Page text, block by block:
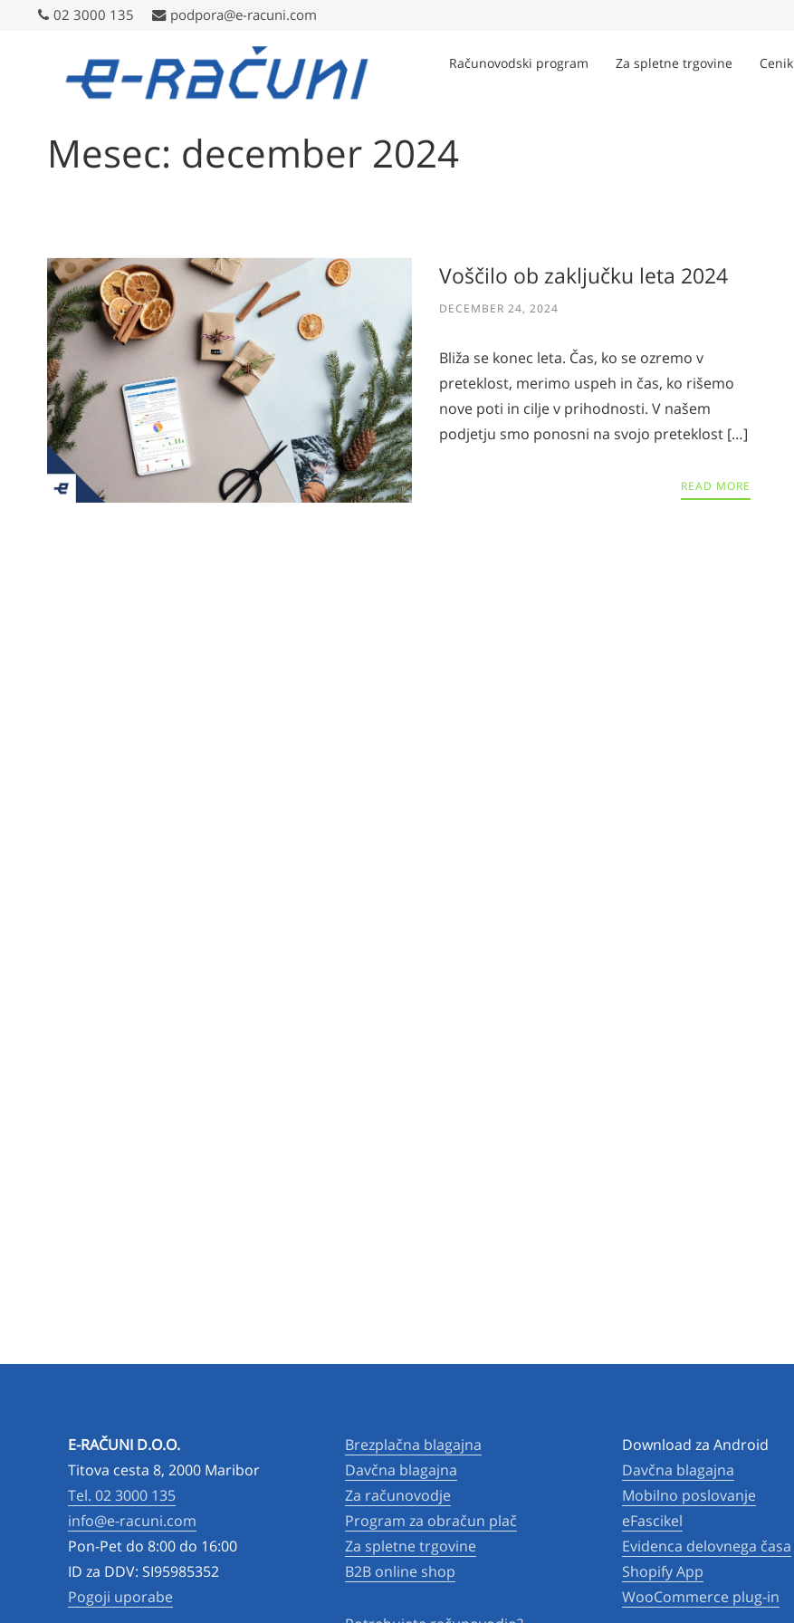
02 3000 135 podpora@e-racuni.com
Računovodski program Za spletne trgovine Cenik
02 3000 135 podpora@e-racuni.com
Mesec: december 2024
Voščilo ob zaključku leta 2024
DECEMBER 24, 2024
Bliža se konec leta. Čas, ko se ozremo v
preteklost, merimo uspeh in čas, ko rišemo
nove poti in cilje v prihodnosti. V našem
podjetju smo ponosni na svojo preteklost […]
READ MORE
E-RAČUNI D.O.O.
Titova cesta 8, 2000 Maribor
Tel. 02 3000 135
info@e-racuni.com
Pon-Pet do 8:00 do 16:00
ID za DDV: SI95985352
Pogoji uporabe
Brezplačna blagajna
Davčna blagajna
Za računovodje
Program za obračun plač
Za spletne trgovine
B2B online shop
Download za Android
Davčna blagajna
Mobilno poslovanje
eFascikel
Evidenca delovnega časa
Shopify App
WooCommerce plug-in